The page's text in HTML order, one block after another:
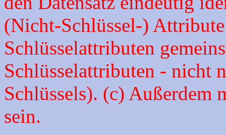
(Nicht-Schlüssel-)
Schlüsselattributen
Schlüsselattributen - nicht
Schlüssels). (c)
sein.